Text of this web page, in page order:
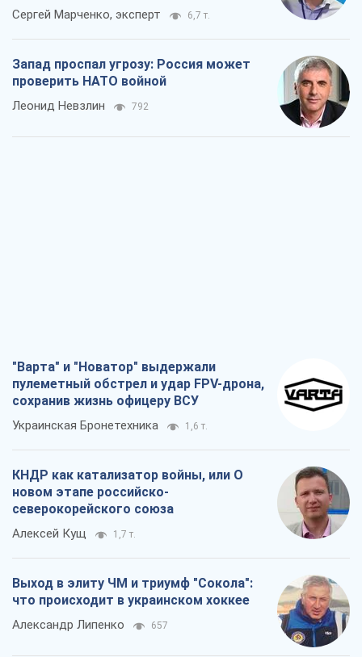
Сергей Марченко, эксперт 6,7 т.
Запад проспал угрозу: Россия может
проверить НАТО войной
Леонид Невзлин 792
"Варта" и "Новатор" выдержали
пулеметный обстрел и удар FPV-дрона,
сохранив жизнь офицеру ВСУ
Украинская Бронетехника 1,6 т.
КНДР как катализатор войны, или О
новом этапе российско-
северокорейского союза
Алексей Кущ 1,7 т.
Выход в элиту ЧМ и триумф "Сокола":
что происходит в украинском хоккее
Александр Липенко 657